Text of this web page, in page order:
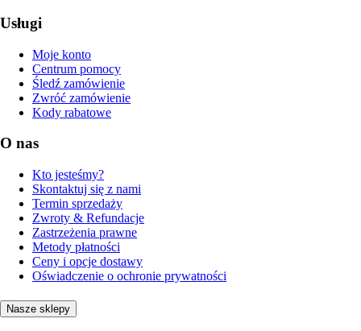
Usługi
Moje konto
Centrum pomocy
Śledź zamówienie
Zwróć zamówienie
Kody rabatowe
O nas
Kto jesteśmy?
Skontaktuj się z nami
Termin sprzedaży
Zwroty & Refundacje
Zastrzeżenia prawne
Metody płatności
Ceny i opcje dostawy
Oświadczenie o ochronie prywatności
Nasze sklepy